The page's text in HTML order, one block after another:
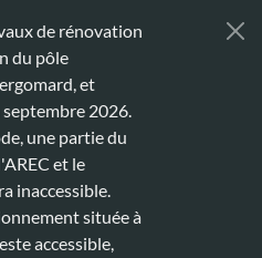
de rénovation
du pôle
et
2026.
une partie du
et le
inaccessible.
située à
accessible,